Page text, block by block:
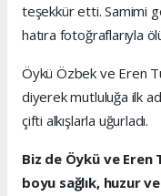
teşekkür etti. Samimi
hatıra fotoğraflarıyla
Öykü Özbek ve Eren
diyerek mutluluğa ilk
çifti alkışlarla uğurladı.
Biz de Öykü ve
boyu sağlık, huzur